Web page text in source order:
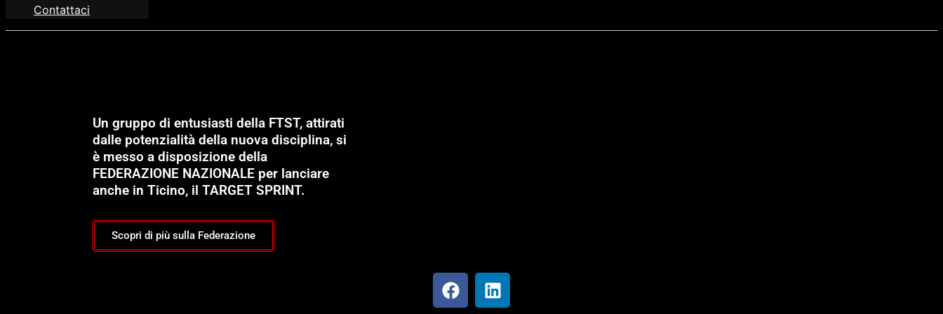
Contattaci
Un gruppo di entusiasti della FTST, attirati
dalle potenzialità della nuova disciplina, si
è messo a disposizione della
FEDERAZIONE NAZIONALE per lanciare
anche in Ticino, il TARGET SPRINT.
Scopri di più sulla Federazione
F
a
L
i